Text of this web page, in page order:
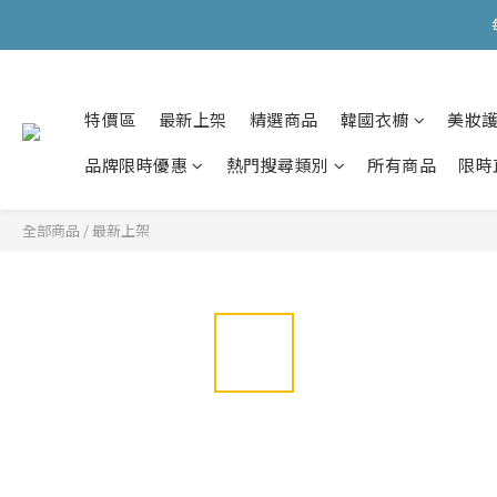
會員購物滿
特價區 最新上架 精選商品 韓國衣櫥
美妝
品牌限時優惠
熱門搜尋類別 所有商品 限
全部商品 /最新上架